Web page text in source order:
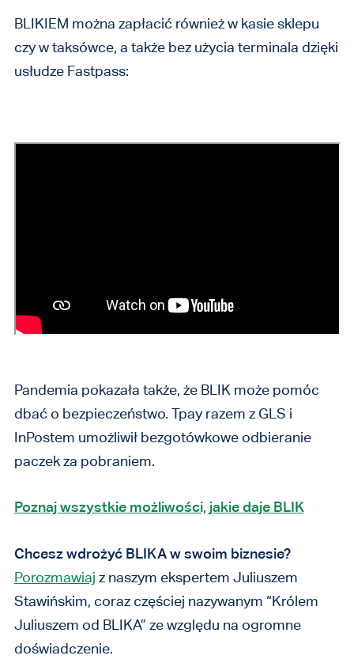
BLIKIEM można zapłacić również w kasie sklepu
czy w taksówce, a także bez użycia terminala dzięki
usłudze Fastpass:
Pandemia pokazała także, że BLIK może pomóc
dbać o bezpieczeństwo. Tpay razem z GLS i
InPostem umożliwił bezgotówkowe odbieranie
paczek za pobraniem.
Poznaj wszystkie możliwości, jakie daje BLIK
Chcesz wdrożyć BLIKA w swoim biznesie?
Porozmawiaj z naszym ekspertem Juliuszem
Stawińskim, coraz częściej nazywanym “Królem
Juliuszem od BLIKA” ze względu na ogromne
doświadczenie.